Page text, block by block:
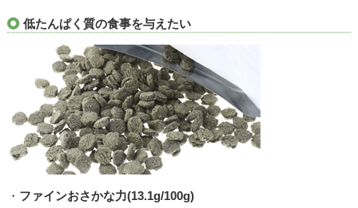
低たんぱく質の食事を与えたい
・ ファインおさかな力(13.1g/100g)